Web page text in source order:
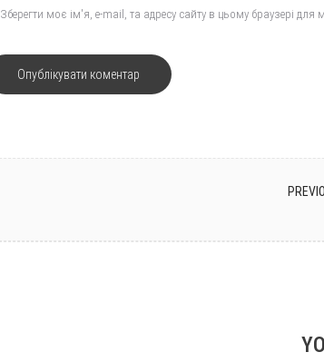
Зберегти моє ім'я, e-mail, та адресу сайту в цьому браузері для